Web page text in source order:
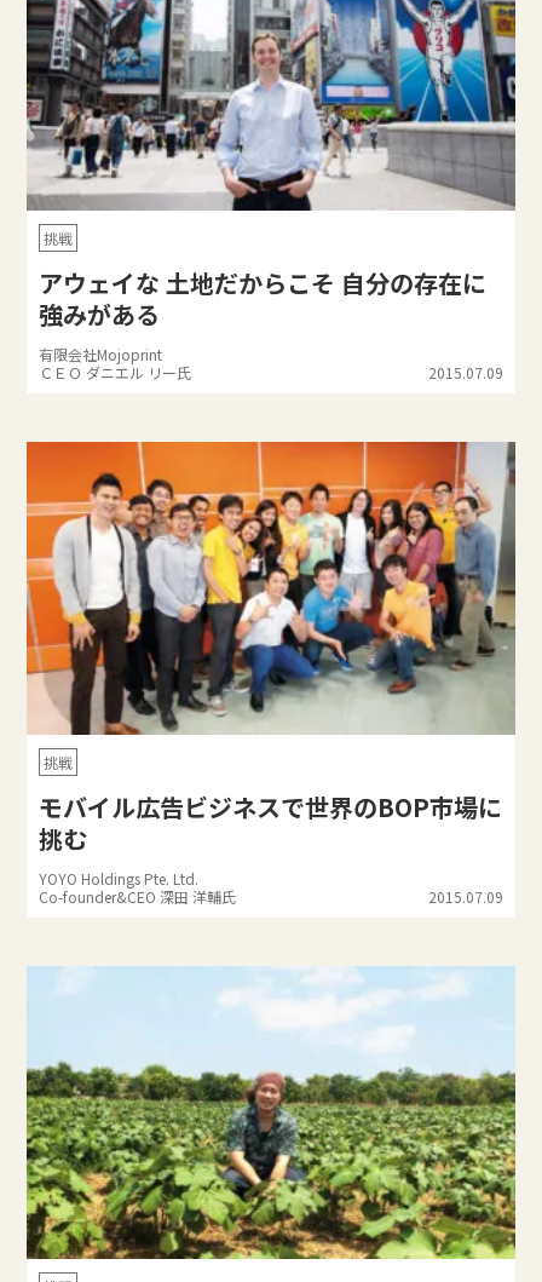
挑戦
アウェイな 土地だからこそ 自分の存在に
強みがある
有限会社Mojoprint
ＣＥＯ ダニエル リー氏
2015.07.09
挑戦
モバイル広告ビジネスで世界のBOP市場に
挑む
YOYO Holdings Pte. Ltd.
Co-founder&CEO 深田 洋輔氏
2015.07.09